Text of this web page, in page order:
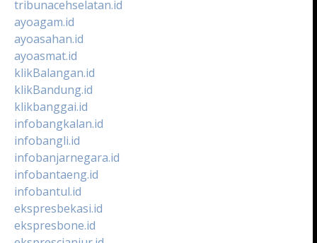
tribunacehselatan.id
ayoagam.id
ayoasahan.id
ayoasmat.id
klikBalangan.id
klikBandung.id
klikbanggai.id
infobangkalan.id
infobangli.id
infobanjarnegara.id
infobantaeng.id
infobantul.id
ekspresbekasi.id
ekspresbone.id